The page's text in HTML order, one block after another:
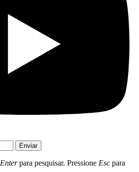
Enviar
Enterpara pesquisar. Pressione Esc para